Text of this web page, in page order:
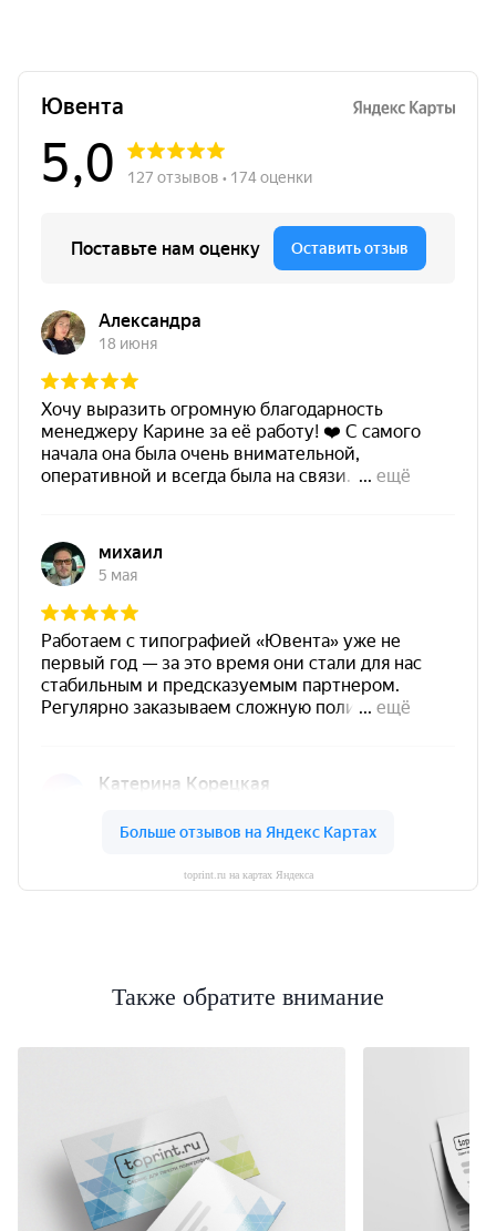
toprint.ru на картах Яндекса
Также обратите внимание